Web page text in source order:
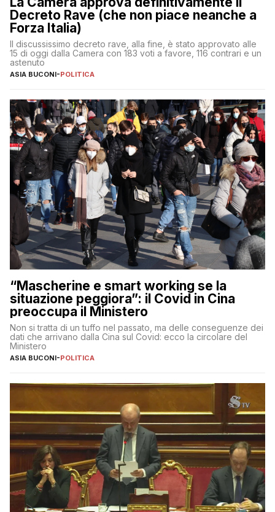
Decreto Rave (che non piace neanche a
Forza Italia)
Il discussissimo decreto rave, alla fine, è stato approvato alle
15 di oggi dalla Camera con 183 voti a favore, 116 contrari e un
astenuto
ASIA BUCONI-POLITICA
“Mascherine e smart working se la
situazione peggiora”: il Covid in Cina
preoccupa il Ministero
Non si tratta di un tuffo nel passato, ma delle conseguenze dei
dati che arrivano dalla Cina sul Covid: ecco la circolare del
Ministero
ASIA BUCONI-POLITICA